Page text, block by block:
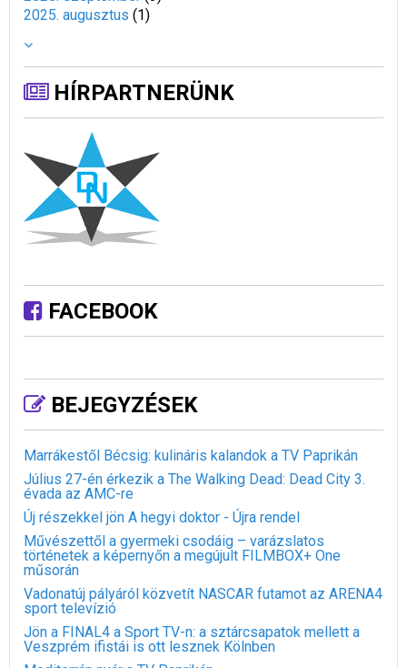
2025. augusztus (1)
HÍRPARTNERÜNK
FACEBOOK
BEJEGYZÉSEK
Marrákestől Bécsig: kulináris kalandok a TV Paprikán
Július 27-én érkezik a The Walking Dead: Dead City 3.
évada az AMC-re
Új részekkel jön A hegyi doktor - Újra rendel
Művészettől a gyermeki csodáig – varázslatos
történetek a képernyőn a megújult FILMBOX+ One
műsorán
Vadonatúj pályáról közvetít NASCAR futamot az ARENA4
sport televízió
Jön a FINAL4 a Sport TV-n: a sztárcsapatok mellett a
Veszprém ifistái is ott lesznek Kölnben